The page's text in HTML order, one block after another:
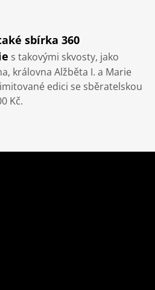
sbírka 360
s takovými skvosty, jako
královna Alžběta I. a Marie
edici se sběratelskou
Kč.